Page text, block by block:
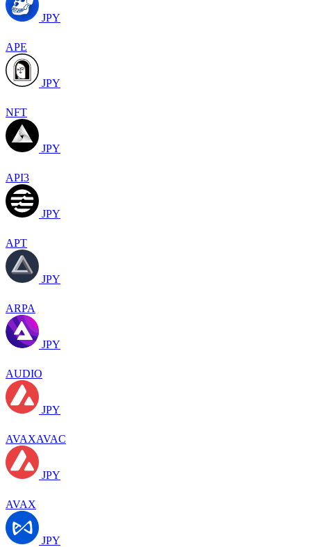
JPY
APE
JPY
NFT
JPY
API3
JPY
APT
JPY
ARPA
JPY
AUDIO
JPY
AVAXAVAC
JPY
AVAX
JPY